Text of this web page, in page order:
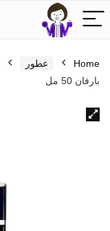
Home عطور
بارفان 50 مل